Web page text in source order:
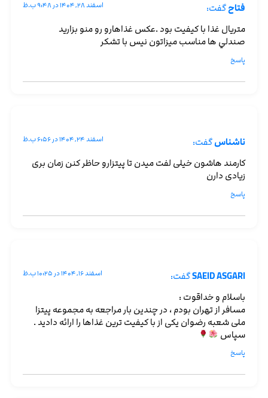
فتاح گفت: اسفند ۲۸, ۱۴۰۴ در ۹:۴۸ ب.ظ
متريال غذا با كيفيت بود .عكس غذاهارو رو منو بزاريد
صندلي ها مناسب ميزاتون نيس با تشكر
پاسخ
ناشناسگفت: اسفند ۲۴, ۱۴۰۴ در ۶:۵۶ ب.ظ
کارمند هاشون خیلی لفت میدن تا پیتزارو حاظر کنن زمان بری
زیادی دارن
پاسخ
SAEID ASGARIگفت: اسفند ۱۶, ۱۴۰۴ در ۱۰:۲۵ ب.ظ
باسلام و خداقوت :
مسافر از تهران بودم ، در چندین بار مراجعه به مجموعه پیتزا
ملی شعبه رضوان یکی از با کیفیت ترین غذاها را ارائه دادید .
سپاس
پاسخ